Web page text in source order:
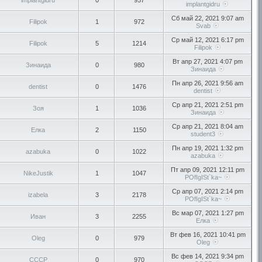
implantgidru
Filipok 1 972
Сб май 22, 2021 9:07 am
Svab
Filipok 5 1214
Ср май 12, 2021 6:17 pm
Filipok
Зинаида 0 980
Вт апр 27, 2021 4:07 pm
Зинаида
dentist 0 1476
Пн апр 26, 2021 9:56 am
dentist
Зоя 1 1036
Ср апр 21, 2021 2:51 pm
Зинаида
Елка 2 1150
Ср апр 21, 2021 8:04 am
student3
azabuka 0 1022
Пн апр 19, 2021 1:32 pm
azabuka
NikeJustik 1 1047
Пт апр 09, 2021 12:11 pm
POfIgISt`ka~
izabela 3 2178
Ср апр 07, 2021 2:14 pm
POfIgISt`ka~
Иван 3 2255
Вс мар 07, 2021 1:27 pm
Елка
Oleg 0 979
Вт фев 16, 2021 10:41 pm
Oleg
СССР 0 970
Вс фев 14, 2021 9:34 pm